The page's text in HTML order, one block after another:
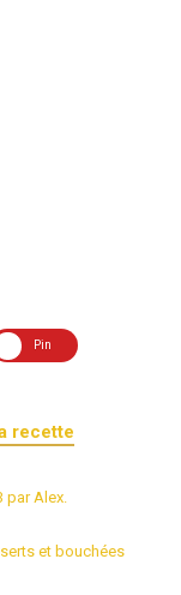
Pin
recette
parAlex.
et bouchées